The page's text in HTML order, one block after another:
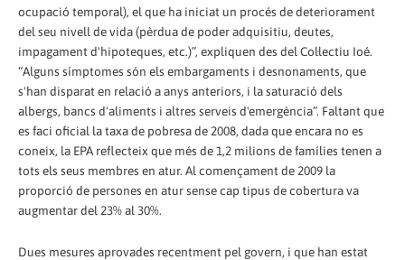
ocupació temporal), el que ha iniciat un procés de deteriorament
del seu nivell de vida (pèrdua de poder adquisitiu, deutes,
impagament d'hipoteques, etc.)”, expliquen des del Col·lectiu Ioé.
“Alguns símptomes són els embargaments i desnonaments, que
s'han disparat en relació a anys anteriors, i la saturació dels
albergs, bancs d'aliments i altres serveis d'emergència”. Faltant que
es faci oficial la taxa de pobresa de 2008, dada que encara no es
coneix, la EPA reflecteix que més de 1,2 milions de famílies tenen a
tots els seus membres en atur. Al començament de 2009 la
proporció de persones en atur sense cap tipus de cobertura va
augmentar del 23% al 30%.
Dues mesures aprovades recentment pel govern, i que han estat